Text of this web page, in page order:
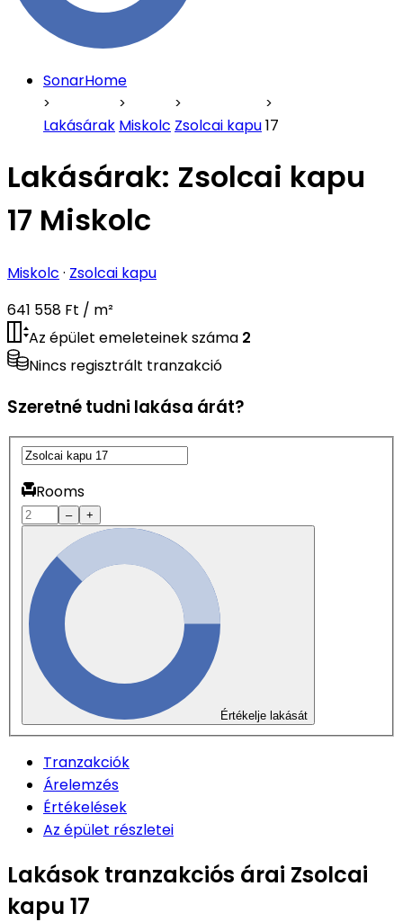
SonarHome
Lakásárak Miskolc Zsolcai kapu17
Lakásárak: Zsolcai kapu
17 Miskolc
Miskolc · Zsolcai kapu
641 558 Ft / m²
Az épület emeleteinek száma 2
Nincs regisztrált tranzakció
Szeretné tudni lakása árát?
Rooms
– +
Értékelje lakását
Tranzakciók
Árelemzés
Értékelések
Az épület részletei
Lakások tranzakciós árai Zsolcai
kapu 17